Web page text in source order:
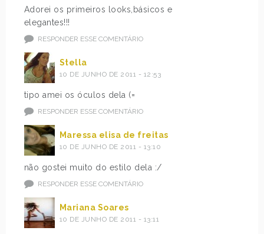
Adorei os primeiros looks,básicos e
elegantes!!!
RESPONDER ESSE COMENTÁRIO
Stella
10 DE JUNHO DE 2011 - 12:53
tipo amei os óculos dela (=
RESPONDER ESSE COMENTÁRIO
Maressa elisa de freitas
10 DE JUNHO DE 2011 - 13:10
não gostei muito do estilo dela :/
RESPONDER ESSE COMENTÁRIO
Mariana Soares
10 DE JUNHO DE 2011 - 13:11